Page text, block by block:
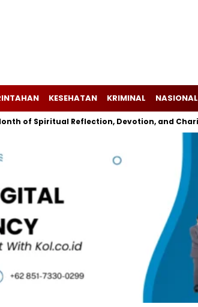
KESEHATAN KRIMINAL NASIONAL
of Spiritual Reflection, Devotion, and Charity